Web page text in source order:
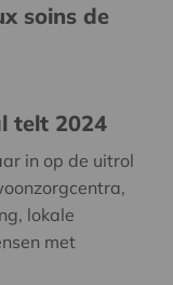
soins de
telt 2024
in op de uitrol
lokale
met